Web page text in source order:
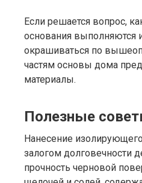
Если решается вопрос,
основания выполняются
окрашиваться по
частям основы дома
материалы.
Полезные
Нанесение
залогом долговечности
прочность черновой